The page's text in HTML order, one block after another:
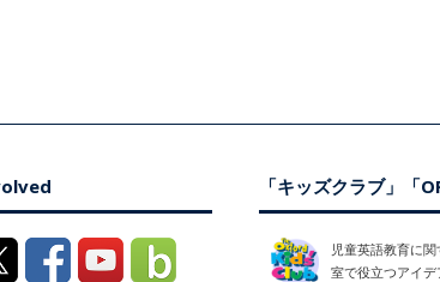
「キッズクラブ」
児童英語教育に
室で役立つアイデ